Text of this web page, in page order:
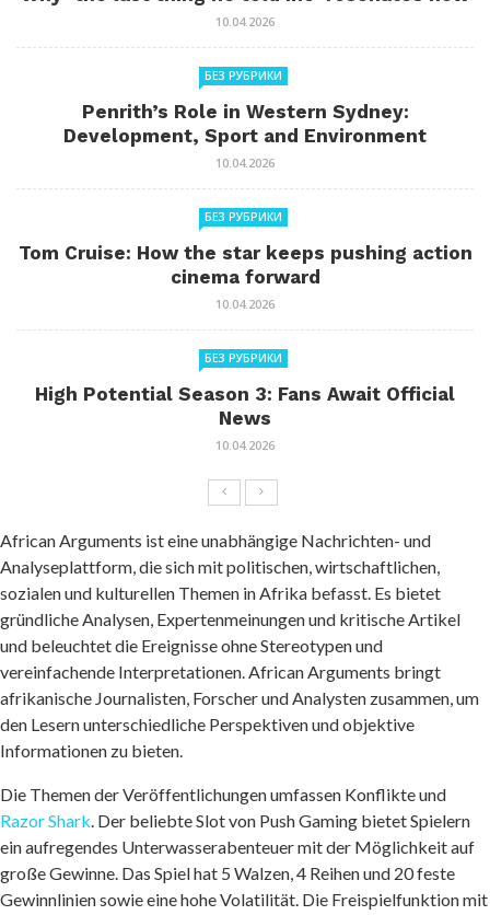
10.04.2026
БЕЗ РУБРИКИ
Penrith’s Role in Western Sydney:
Development, Sport and Environment
10.04.2026
БЕЗ РУБРИКИ
Tom Cruise: How the star keeps pushing action
cinema forward
10.04.2026
БЕЗ РУБРИКИ
High Potential Season 3: Fans Await Official
News
10.04.2026
African Arguments ist eine unabhängige Nachrichten- und
Analyseplattform, die sich mit politischen, wirtschaftlichen,
sozialen und kulturellen Themen in Afrika befasst. Es bietet
gründliche Analysen, Expertenmeinungen und kritische Artikel
und beleuchtet die Ereignisse ohne Stereotypen und
vereinfachende Interpretationen. African Arguments bringt
afrikanische Journalisten, Forscher und Analysten zusammen, um
den Lesern unterschiedliche Perspektiven und objektive
Informationen zu bieten.
Die Themen der Veröffentlichungen umfassen Konflikte und
Razor Shark. Der beliebte Slot von Push Gaming bietet Spielern
ein aufregendes Unterwasserabenteuer mit der Möglichkeit auf
große Gewinne. Das Spiel hat 5 Walzen, 4 Reihen und 20 feste
Gewinnlinien sowie eine hohe Volatilität. Die Freispielfunktion mit